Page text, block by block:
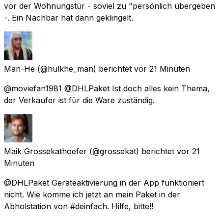
vor der Wohnungstür - soviel zu "persönlich übergeben
-. Ein Nachbar hat dann geklingelt.
Man-He (@hulkhe_man) berichtet vor 21 Minuten
@moviefan1981 @DHLPaket Ist doch alles kein Thema,
der Verkäufer ist für die Ware zuständig.
Maik Grossekathoefer (@grossekat) berichtet vor 21
Minuten
@DHLPaket Geräteaktivierung in der App funktioniert
nicht. Wie komme ich jetzt an mein Paket in der
Abholstation von #deinfach. Hilfe, bitte!!